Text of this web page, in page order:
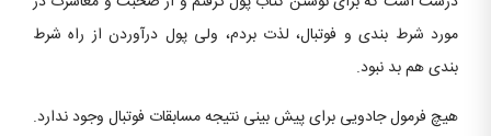
مورد شرط بندی و فوتبال، لذت بردم، ولی پول درآوردن از راه شرط
بندی هم بد نبود.
هیچ فرمول جادویی برای پیش بینی نتیجه مسابقات فوتبال وجود ندارد.